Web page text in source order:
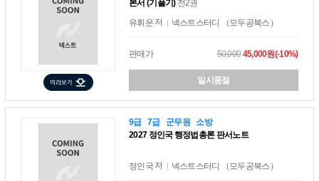
본서 (기풀기) 전2권
유휘운 저 넥스트스터디 （모두공북스）
판매가 50,00045,000원(-10%)
일시품절
9급 7급 군무원
소방
2027 정인국 행정법총론 판서노트
정인국 저 넥스트스터디 （모두공북스）